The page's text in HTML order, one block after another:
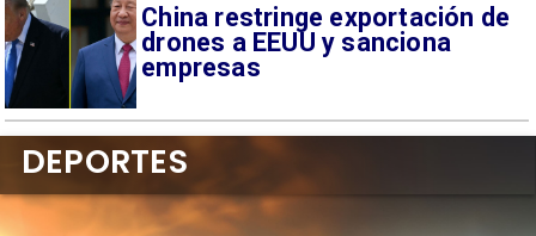
China restringe exportación de
drones a EEUU y sanciona
empresas
DEPORTES